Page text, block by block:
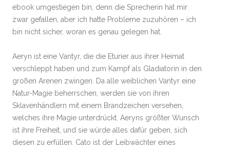
ebook umgestiegen bin, denn die Sprecherin hat mir
zwar gefallen, aber ich hatte Probleme zuzuhören – ich
bin nicht sicher, woran es genau gelegen hat.
Aeryn ist eine Vantyr, die die Eturier aus ihrer Heimat
verschleppt haben und zum Kampf als Gladiatorin in den
großen Arenen zwingen. Da alle weiblichen Vantyr eine
Natur-Magie beherrschen, werden sie von ihren
Sklavenhändlern mit einem Brandzeichen versehen,
welches ihre Magie unterdrückt. Aeryns größter Wunsch
ist ihre Freiheit, und sie würde alles dafür geben, sich
diesen zu erfüllen. Cato ist der Leibwächter eines